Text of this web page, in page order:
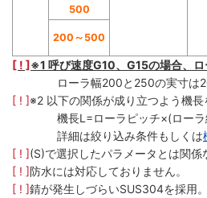
500
200～500
[ ! ]※1 呼び速度G10、G15の場合、
ローラ幅200と250の実寸は
[ ! ]※2 以下の関係が成り立つよう機長
機長L=ローラピッチ×(ロー
詳細は絞り込み条件もしくは
[ ! ](S)で選択したパラメータとは関
[ ! ]防水には対応しておりません。
[ ! ]錆が発生しづらいSUS304を採用。